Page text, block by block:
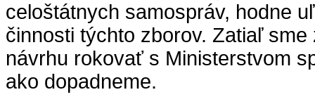
celoštátnych samospráv, hodne
činnosti týchto zborov. Zatiaľ
návrhu rokovať s Ministerstvom
ako dopadneme.